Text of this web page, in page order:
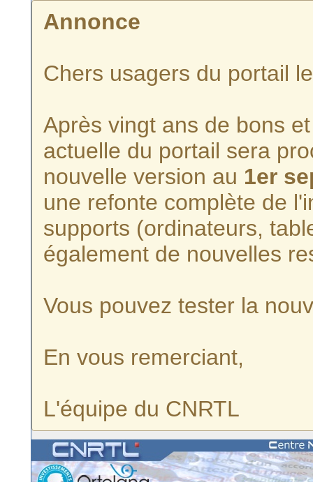
Annonce
Chers usagers du portail
Après vingt ans de bons
actuelle du portail sera
nouvelle version au 1er
une refonte complète de
supports (ordinateurs,
également de nouvelles
Vous pouvez tester la
En vous remerciant,
L'équipe du CNRTL